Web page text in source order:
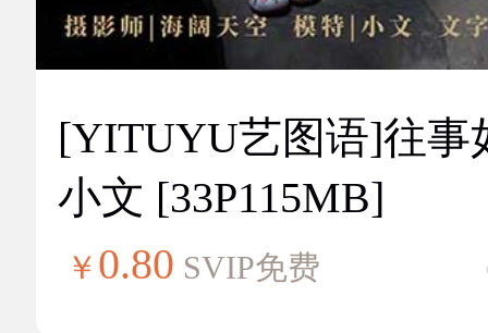
[YITUYU艺图语]往事
小文 [33P115MB]
￥ 0.80 SVIP免费